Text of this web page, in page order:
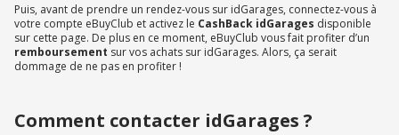
Puis, avant de prendre un rendez-vous sur idGarages, connectez-vous à
votre compte eBuyClub et activez le CashBack idGarages disponible
sur cette page. De plus en ce moment, eBuyClub vous fait profiter d’un
remboursement sur vos achats sur idGarages. Alors, ça serait
dommage de ne pas en profiter !
Comment contacter idGarages ?